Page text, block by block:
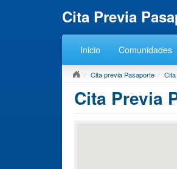
Cita Previa
Inicio Comunidades
Cita previa Pasaporte
Cita Previa